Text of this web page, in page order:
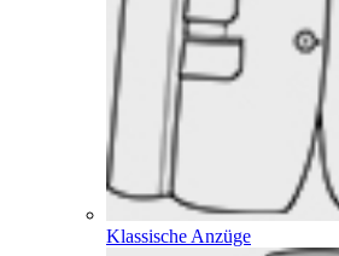
Klassische Anzüge